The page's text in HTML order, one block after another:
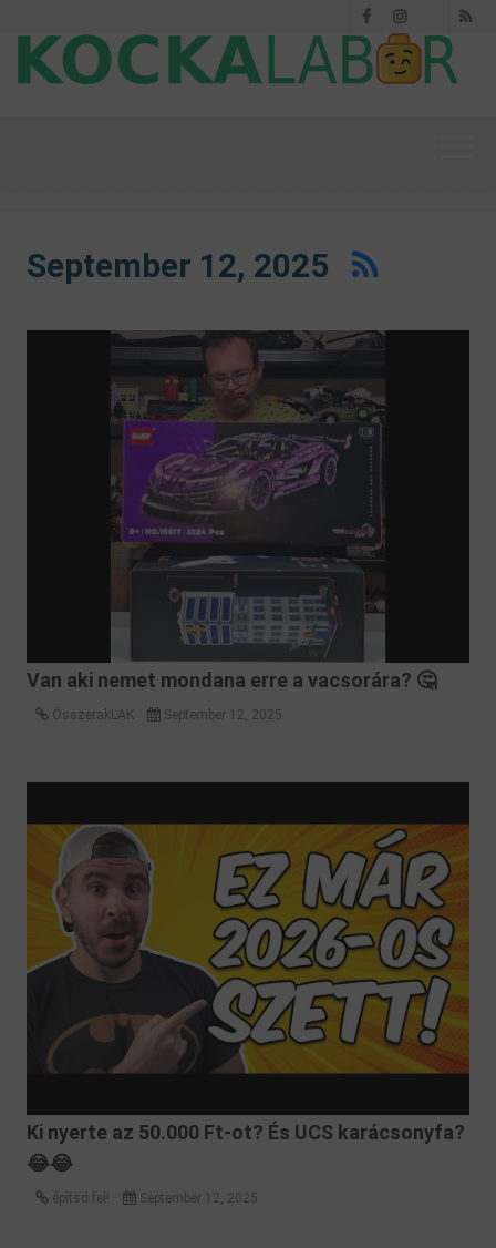
FacebookInstagram
Threads
September 12, 2025
Van aki nemet mondana erre a vacsorára? 🤔
ÖsszerakLAK September 12, 2025
Ki nyerte az 50.000 Ft-ot? És UCS karácsonyfa?
😂😂
építsd fel! September 12, 2025